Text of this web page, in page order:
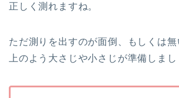
正しく測れますね。
ただ測りを出すのが面倒、もしくは無
上のよう大さじや小さじが準備しまし